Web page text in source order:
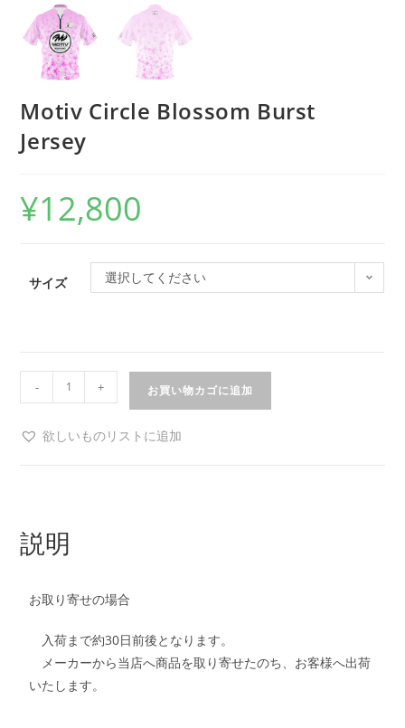
Motiv Circle Blossom Burst
Jersey
¥12,800
サイズ 選択してください
- + お買い物カゴに追加
欲しいものリストに追加
説明
お取り寄せの場合
入荷まで約30日前後となります。
メーカーから当店へ商品を取り寄せたのち、お客様へ出荷
いたします。